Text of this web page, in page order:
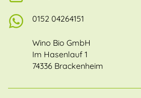
0152 04264151
Wino Bio GmbH
Im Hasenlauf 1
74336 Brackenheim